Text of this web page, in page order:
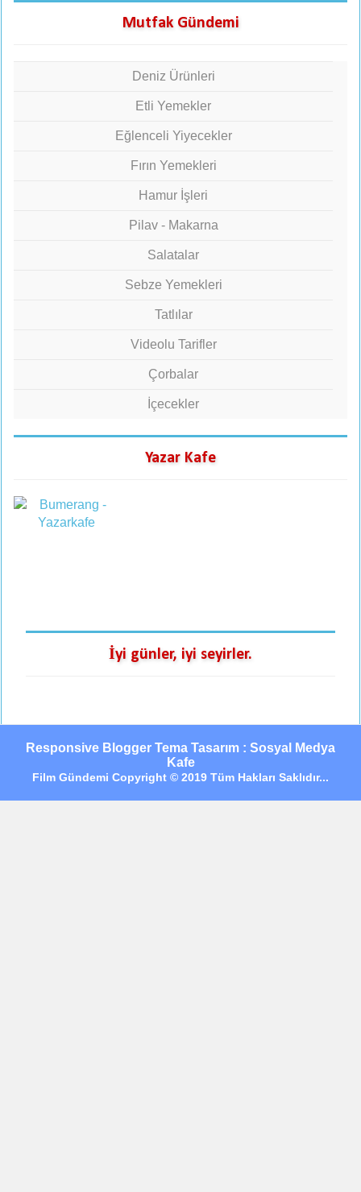
Mutfak Gündemi
Deniz Ürünleri
Etli Yemekler
Eğlenceli Yiyecekler
Fırın Yemekleri
Hamur İşleri
Pilav - Makarna
Salatalar
Sebze Yemekleri
Tatlılar
Videolu Tarifler
Çorbalar
İçecekler
Yazar Kafe
İyi günler, iyi seyirler.
Responsive Blogger Tema Tasarım : Sosyal Medya
Kafe
Film Gündemi Copyright © 2019 Tüm Hakları Saklıdır...